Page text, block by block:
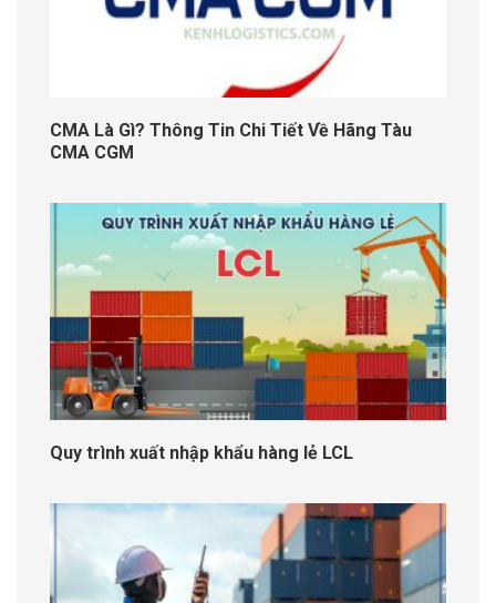
CMA Là Gì? Thông Tin Chi Tiết Về Hãng Tàu
CMA CGM
Quy trình xuất nhập khẩu hàng lẻ LCL